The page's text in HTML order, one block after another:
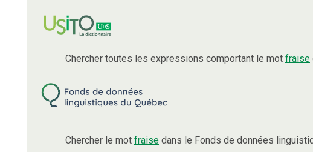
Chercher toutes les expressions comportant le mot fraise
Chercher le mot fraise dans le Fonds de données